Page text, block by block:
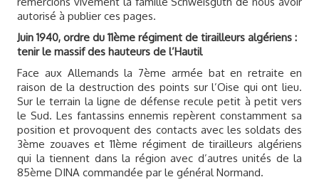
autorisé à publier ces pages.
Juin 1940, ordre du 11ème régiment de tirailleurs algériens :
tenir le massif des hauteurs de l’Hautil
Face aux Allemands la 7ème armée bat en retraite en
raison de la destruction des points sur l’Oise qui ont lieu.
Sur le terrain la ligne de défense recule petit à petit vers
le Sud. Les fantassins ennemis repèrent constamment sa
position et provoquent des contacts avec les soldats des
3ème zouaves et 11ème régiment de tirailleurs algériens
qui la tiennent dans la région avec d’autres unités de la
85ème DINA commandée par le général Normand.